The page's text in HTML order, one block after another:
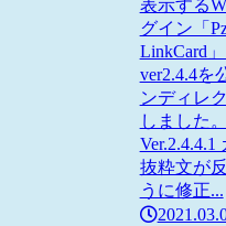
表示する
グイン「
LinkCard
ver2.4.4を
ンディレ
しました
抜粋文が
うに修正...